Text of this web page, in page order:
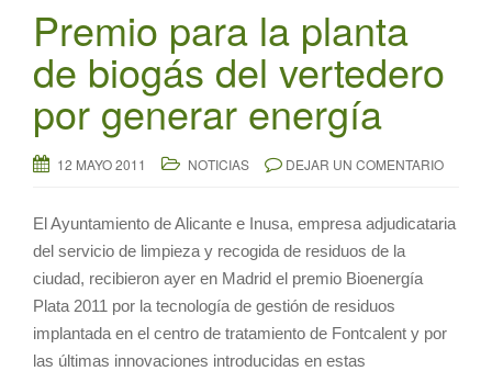
Premio para la planta
de biogás del vertedero
por generar energía
12 MAYO 2011 NOTICIAS DEJAR UN COMENTARIO
El Ayuntamiento de Alicante e Inusa, empresa adjudicataria
del servicio de limpieza y recogida de residuos de la
ciudad, recibieron ayer en Madrid el premio Bioenergía
Plata 2011 por la tecnología de gestión de residuos
implantada en el centro de tratamiento de Fontcalent y por
las últimas innovaciones introducidas en estas